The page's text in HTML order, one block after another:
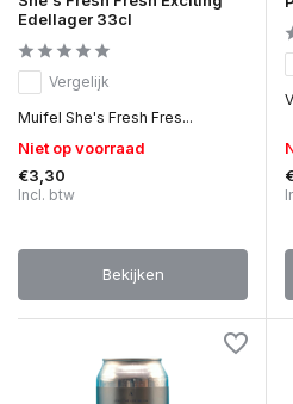
Edellager 33cl
Vergelijk
Muifel She's Fresh Fres...
Niet op voorraad
€3,30
Incl. btw
Bekijken